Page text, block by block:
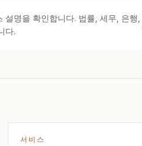
명을 확인합니다. 법률, 세무, 은행,
다.
서비스